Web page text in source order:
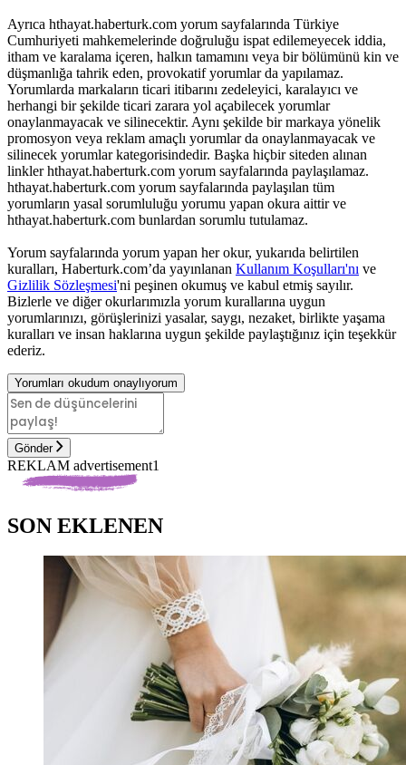
Ayrıca hthayat.haberturk.com yorum sayfalarında Türkiye
Cumhuriyeti mahkemelerinde doğruluğu ispat edilemeyecek iddia,
itham ve karalama içeren, halkın tamamını veya bir bölümünü kin ve
düşmanlığa tahrik eden, provokatif yorumlar da yapılamaz.
Yorumlarda markaların ticari itibarını zedeleyici, karalayıcı ve
herhangi bir şekilde ticari zarara yol açabilecek yorumlar
onaylanmayacak ve silinecektir. Aynı şekilde bir markaya yönelik
promosyon veya reklam amaçlı yorumlar da onaylanmayacak ve
silinecek yorumlar kategorisindedir. Başka hiçbir siteden alınan
linkler hthayat.haberturk.com yorum sayfalarında paylaşılamaz.
hthayat.haberturk.com yorum sayfalarında paylaşılan tüm
yorumların yasal sorumluluğu yorumu yapan okura aittir ve
hthayat.haberturk.com bunlardan sorumlu tutulamaz.
Yorum sayfalarında yorum yapan her okur, yukarıda belirtilen
kuralları, Haberturk.com’da yayınlanan Kullanım Koşulları'nı ve
Gizlilik Sözleşmesi'ni peşinen okumuş ve kabul etmiş sayılır.
Bizlerle ve diğer okurlarımızla yorum kurallarına uygun
yorumlarınızı, görüşlerinizi yasalar, saygı, nezaket, birlikte yaşama
kuralları ve insan haklarına uygun şekilde paylaştığınız için teşekkür
ederiz.
Yorumları okudum onaylıyorum
Gönder
REKLAM advertisement1
SON EKLENEN